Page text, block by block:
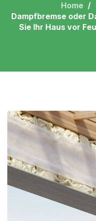
Home
Dampfbremse oder
Sie Ihr Haus vor